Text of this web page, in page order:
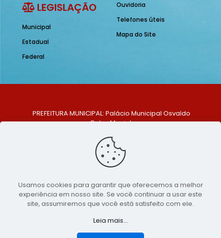
LEGISLAÇÃO
Municipal
Estadual
Federal
Ouvidoria
Telefones úteis
Mapa do Site
PREFEITURA MUNICIPAL: Palácio Municipal Osvaldo
Celso Maciel
Centro, São Bento do Una - PE. CEP: 553370-128
TELEFONE: (81) 99548-1569
E-MAIL: ouvidoria@saobentodouna.pe.gov.br
Copyright 2021-2026 - Assessoria de Comunicação da
Prefeitura de São Bento do Una - PE
publicidadeLumusWeb - Agência Digital
Usamos cookies para garantir que oferecemos a melhor
experiência em nosso site. Se você continuar a usar este
site, assumiremos que você está satisfeito com ele.
Leia mais...